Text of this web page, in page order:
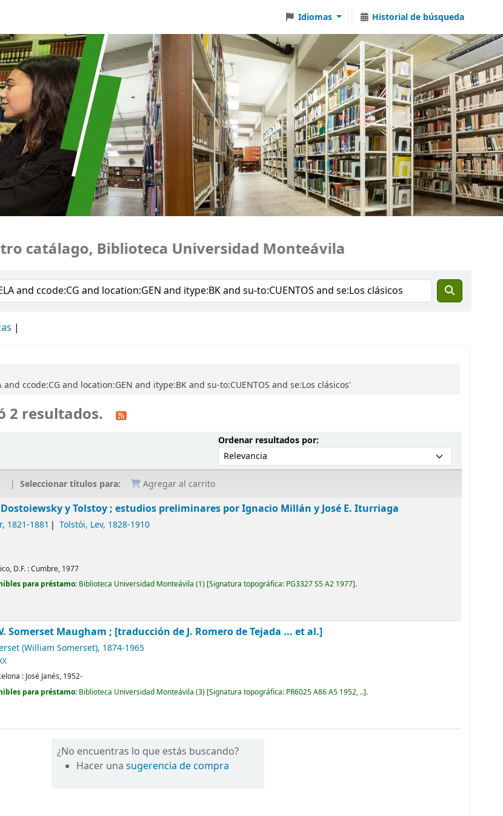
Idiomas Historial de búsqueda
catálago, Biblioteca Universidad Monteávila
ccode:CG and location:GEN and itype:BK and su-to:CUENTOS and se:Los clásicos'
2 resultados.
Ordenar resultados por:Ordenar por:
Seleccionar títulos para: Agregar al carrito
Dostoiewsky y Tolstoy ; estudios preliminares por Ignacio Millán y José E. Iturriaga
, 1821-1881 Tolstói, Lev, 1828-1910
D.F. :Cumbre, 1977
para préstamo: Biblioteca Universidad Monteávila (1) Signatura topográfica: PG3327 S5 A2 1977 .
Somerset Maugham ; [traducción de J. Romero de Tejada ... et al.]
(William Somerset), 1874-1965
: José Janés, 1952-
para préstamo: Biblioteca Universidad Monteávila (3) Signatura topográfica: PR6025 A86 A5 1952, .. .
¿No encuentras lo que estás buscando?
Hacer unasugerencia de compra